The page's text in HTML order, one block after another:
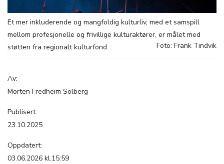
Et mer inkluderende og mangfoldig kulturliv, med et samspill
mellom profesjonelle og frivillige kulturaktører, er målet med
støtten fra regionalt kulturfond.
Foto: Frank Tindvik
Av:
Morten Fredheim Solberg
Publisert:
23.10.2025
Oppdatert:
03.06.2026 kl.15:59